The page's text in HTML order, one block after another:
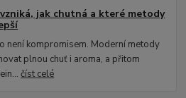
jak chutná a které metody
není kompromisem. Moderní metody
plnou chuť i aroma, a přitom
číst celé